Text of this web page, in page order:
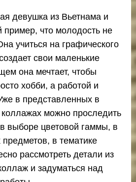
девушка из Вьетнама и
что молодость не
учиться на графического
свои маленькие
она мечтает, чтобы
хобби, а работой и
в представленных в
можно проследить
выборе цветовой гаммы, в
в тематике
рассмотреть детали из
и задуматься над